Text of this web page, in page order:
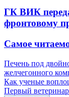
ГК ВИК
фронтовому
Самое
Печень под
желчегонного
Как ученые
Первый